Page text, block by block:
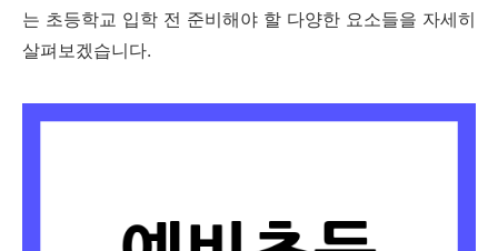
는 초등학교 입학 전 준비해야 할 다양한 요소들을 자세히
살펴보겠습니다.